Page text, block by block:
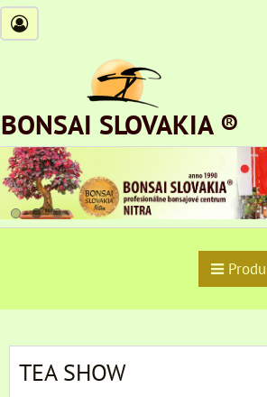
BONSAI SLOVAKIA ®
TEA SHOW